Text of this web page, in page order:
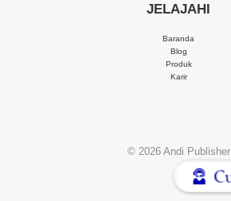
JELAJAHI
Baranda
Blog
Produk
Karir
© 2026 Andi Publisher